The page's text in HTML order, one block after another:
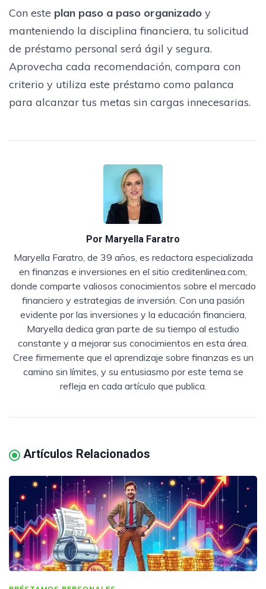
Con este plan paso a paso organizado y
manteniendo la disciplina financiera, tu solicitud
de préstamo personal será ágil y segura.
Aprovecha cada recomendación, compara con
criterio y utiliza este préstamo como palanca
para alcanzar tus metas sin cargas innecesarias.
Por Maryella Faratro
Maryella Faratro, de 39 años, es redactora especializada
en finanzas e inversiones en el sitio creditenlinea.com,
donde comparte valiosos conocimientos sobre el mercado
financiero y estrategias de inversión. Con una pasión
evidente por las inversiones y la educación financiera,
Maryella dedica gran parte de su tiempo al estudio
constante y a mejorar sus conocimientos en esta área.
Cree firmemente que el aprendizaje sobre finanzas es un
camino sin límites, y su entusiasmo por este tema se
refleja en cada artículo que publica.
Artículos Relacionados